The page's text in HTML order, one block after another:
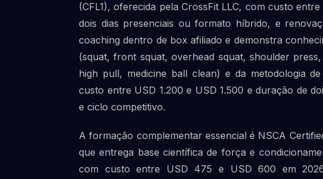
(CFL1), oferecida pela CrossFit LLC, com custo
dois dias presenciais ou formato híbrido, e
coaching dentro de box afiliado e demonstra
(squat, front squat, overhead squat, shoulder
high pull, medicine ball clean) e da metodologia
custo entre USD 1.200 e USD 1.500 e duração de
e ciclo competitivo.
A formação complementar essencial é NSCA
que entrega base científica de força e
com custo entre USD 475 e USD 600 em